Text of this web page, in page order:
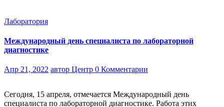
Лаборатория
Международный день специалиста по лабораторной
диагностике
Апр 21, 2022 автор Центр 0 Комментарии
Сегодня, 15 апреля, отмечается Международный день
специалиста по лабораторной диагностике. Работа этих